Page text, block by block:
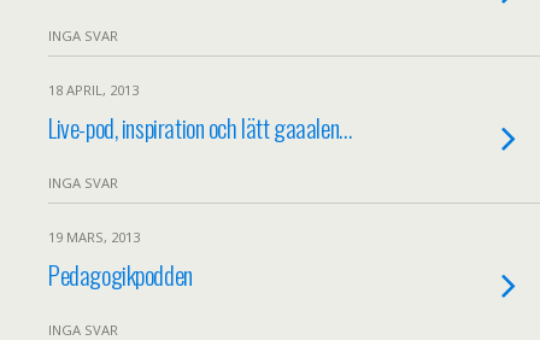
INGA SVAR
18 APRIL, 2013
Live-pod, inspiration och lätt gaaalen…
INGA SVAR
19 MARS, 2013
Pedagogikpodden
INGA SVAR